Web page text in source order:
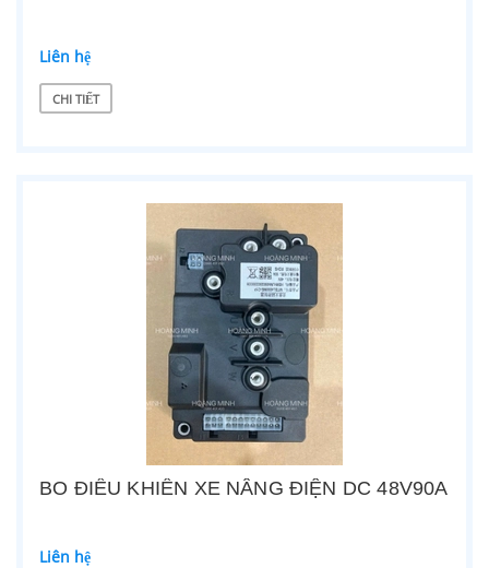
Liên hệ
CHI TIẾT
BO ĐIỀU KHIỂN XE NÂNG ĐIỆN DC 48V90A
Liên hệ